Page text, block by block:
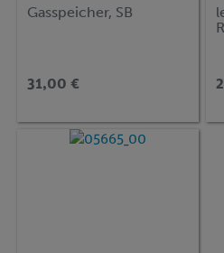
Gasspeicher, SB
31,00 €